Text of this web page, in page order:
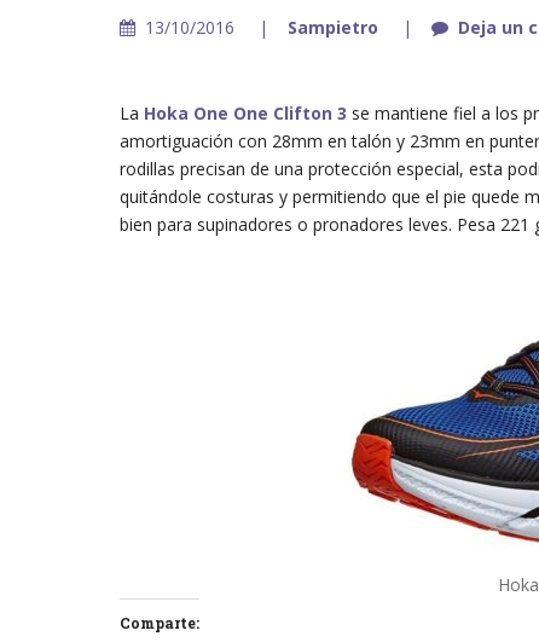
13/10/2016 Sampietro Deja un
La Hoka One One Clifton 3 se mantiene fiel a los
amortiguación con 28mm en talón y 23mm en
rodillas precisan de una protección especial, esta
quitándole costuras y permitiendo que el pie quede
bien para supinadores o pronadores leves. Pesa
Comparte: